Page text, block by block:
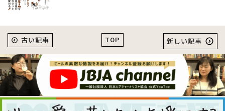
TOP
古い記事 新しい記事